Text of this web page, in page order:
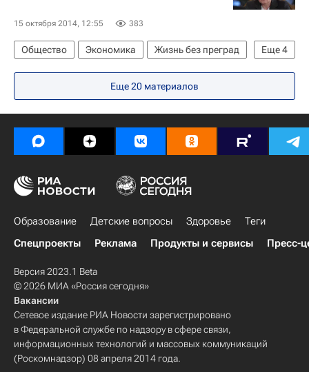
15 октября 2014, 12:55 383
Еще4
Общество Экономика
Жизнь без преград
Ольга Голодец
Правительство г. Москвы
Совет Федерации РФ
Здоровье
Еще 20 материалов
Образование Детские вопросы Здоровье
Теги
Спецпроекты
Реклама Продукты и сервисы Пресс-
Версия 2023.1 Beta
© 2026 МИА «Россия сегодня»
Вакансии
Сетевое издание РИА Новости зарегистрировано
в Федеральной службе по надзору в сфере связи,
информационных технологий и массовых коммуникаций
(Роскомнадзор) 08 апреля 2014 года.